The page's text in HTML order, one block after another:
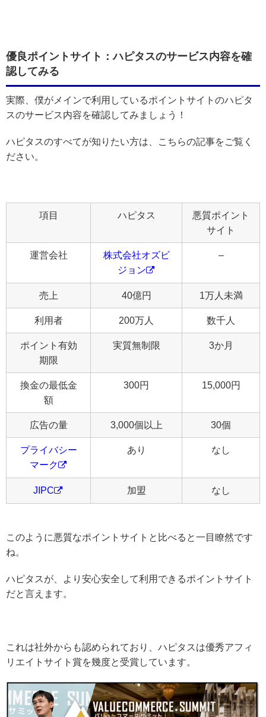
優良ポイントサイト：ハピタスのサービス内容を確
認してみる
実際、僕がメインで利用しているポイントサイトのハピタ
スのサービス内容を確認してみましょう！
ハピタスのすべてが知りたい方は、こちらの記事をご覧く
ださい。
項目 ハピタス
悪質ポイント
サイト
運営会社
株式会社オズビ
ジョン
–
売上 40億円 1万人未満
利用者 200万人 数千人
ポイント有効
期限
実質無制限 3か月
換金の最低金
額
300円 15,000円
広告の量 3,000個以上 30個
プライバシー
マーク
あり なし
JIPC 加盟 なし
このように悪質なポイントサイトと比べると一目瞭然です
ね。
ハピタスが、より安心安全して利用できるポイントサイト
だと言えます。
これは社外からも認められており、ハピタスは優秀アフィ
リエイトサイト賞を幾度と受賞しています。